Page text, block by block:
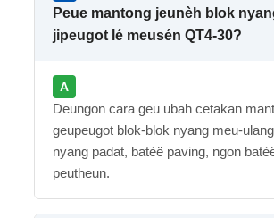
Peue mantong jeunèh blok
jipeugot lé meusén QT4-30?
Deungon cara geu ubah cetakan
geupeugot blok-blok nyang meu-
nyang padat, batèë paving, ngon
peutheun.